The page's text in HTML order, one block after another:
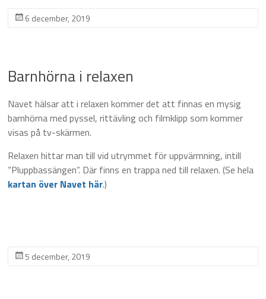
6 december, 2019
Barnhörna i relaxen
Navet hälsar att i relaxen kommer det att finnas en mysig
barnhörna med pyssel, rittävling och filmklipp som kommer
visas på tv-skärmen.
Relaxen hittar man till vid utrymmet för uppvärmning, intill
”Pluppbassängen”. Där finns en trappa ned till relaxen. (Se hela
kartan över Navet här.)
5 december, 2019